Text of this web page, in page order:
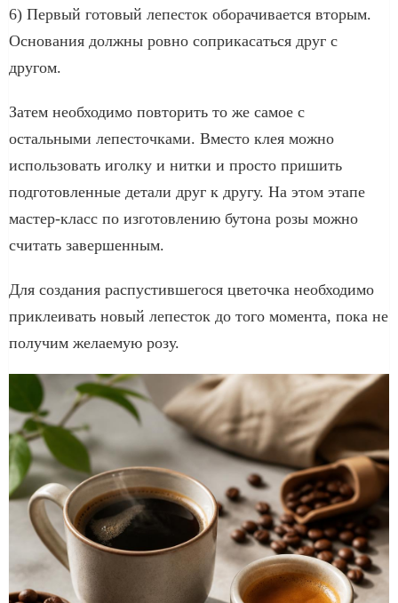
6) Первый готовый лепесток оборачивается вторым.
Основания должны ровно соприкасаться друг с
другом.
Затем необходимо повторить то же самое с
остальными лепесточками. Вместо клея можно
использовать иголку и нитки и просто пришить
подготовленные детали друг к другу. На этом этапе
мастер-класс по изготовлению бутона розы можно
считать завершенным.
Для создания распустившегося цветочка необходимо
приклеивать новый лепесток до того момента, пока не
получим желаемую розу.